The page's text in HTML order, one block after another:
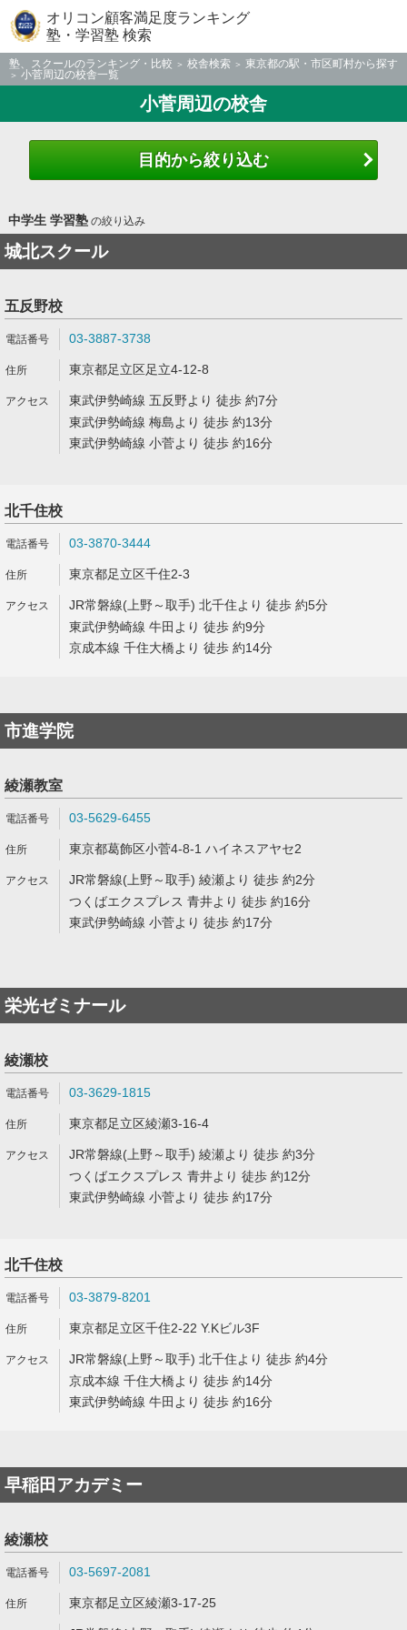
オリコン顧客満足度ランキング
塾・学習塾 検索
塾、スクールのランキング・比較 校舎検索
東京都の駅・市区町村から探す
小菅周辺の校舎一覧
小菅周辺の校舎
目的から絞り込む
中学生 学習塾の絞り込み
城北スクール
五反野校
03-3887-3738
東京都足立区足立4-12-8
東武伊勢崎線 五反野より 徒歩 約7分
東武伊勢崎線 梅島より 徒歩 約13分
東武伊勢崎線 小菅より 徒歩 約16分
北千住校
03-3870-3444
東京都足立区千住2-3
JR常磐線(上野～取手) 北千住より 徒歩 約5分
東武伊勢崎線 牛田より 徒歩 約9分
京成本線 千住大橋より 徒歩 約14分
市進学院
綾瀬教室
03-5629-6455
東京都葛飾区小菅4-8-1 ハイネスアヤセ2
JR常磐線(上野～取手) 綾瀬より 徒歩 約2分
つくばエクスプレス 青井より 徒歩 約16分
東武伊勢崎線 小菅より 徒歩 約17分
栄光ゼミナール
綾瀬校
03-3629-1815
東京都足立区綾瀬3-16-4
JR常磐線(上野～取手) 綾瀬より 徒歩 約3分
つくばエクスプレス 青井より 徒歩 約12分
東武伊勢崎線 小菅より 徒歩 約17分
北千住校
03-3879-8201
東京都足立区千住2-22 Y.Kビル3F
JR常磐線(上野～取手) 北千住より 徒歩 約4分
京成本線 千住大橋より 徒歩 約14分
東武伊勢崎線 牛田より 徒歩 約16分
早稲田アカデミー
綾瀬校
03-5697-2081
東京都足立区綾瀬3-17-25